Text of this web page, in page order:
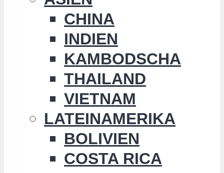
CHINA
INDIEN
KAMBODSCHA
THAILAND
VIETNAM
LATEINAMERIKA
BOLIVIEN
COSTA RICA